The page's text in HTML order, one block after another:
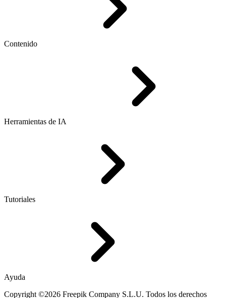
Contenido
Herramientas de IA
Tutoriales
Ayuda
Copyright ©2026 Freepik Company S.L.U. Todos los derechos